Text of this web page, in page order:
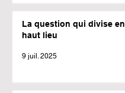
La question qui divise en
haut lieu
9 juil. 2025